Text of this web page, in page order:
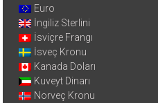
Euro
İngiliz Sterlini
İsviçre Frangı
İsveç Kronu
Kanada Doları
Kuveyt Dinarı
Norveç Kronu